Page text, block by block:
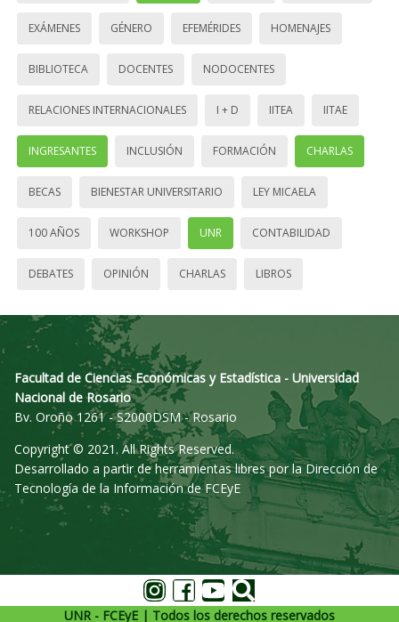
EXÁMENES GÉNERO EFEMÉRIDES HOMENAJES
BIBLIOTECA DOCENTES NODOCENTES
RELACIONES INTERNACIONALES I + D IITEA IITAE
INGRESANTES INCLUSIÓN FORMACIÓN CHARLAS
BECAS BIENESTAR UNIVERSITARIO LEY MICAELA
100 AÑOS WORKSHOP UNR CONTABILIDAD
DEBATES OPINIÓN CHARLAS LIBROS
Facultad de Ciencias Económicas y Estadística - Universidad
Nacional de Rosario
Bv. Oroño 1261 - S2000DSM - Rosario
Copyright © 2021. All Rights Reserved.
Desarrollado a partir de herramientas libres por la Dirección de
Tecnología de la Información de FCEyE
UNR - FCEyE | Todos los derechos reservados